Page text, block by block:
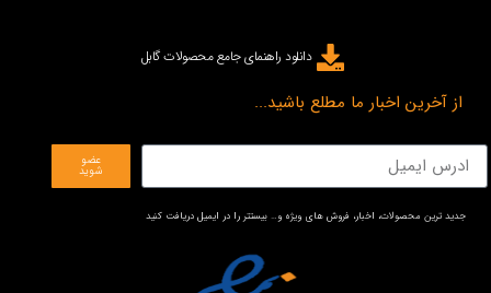
دانلود راهنمای جامع محصولات گابل
از آخرین اخبار ما مطلع باشید...
عضو
شوید
جدید ترین محصولات، اخبار، فروش های ویژه و… بیستتر را در ایمیل دریافت کنید